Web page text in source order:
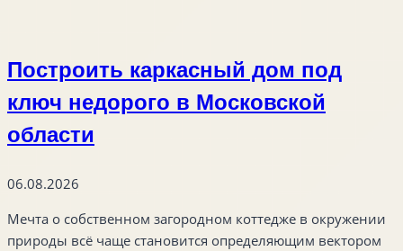
Построить каркасный дом под
ключ недорого в Московской
области
06.08.2026
Мечта о собственном загородном коттедже в окружении
природы всё чаще становится определяющим вектором